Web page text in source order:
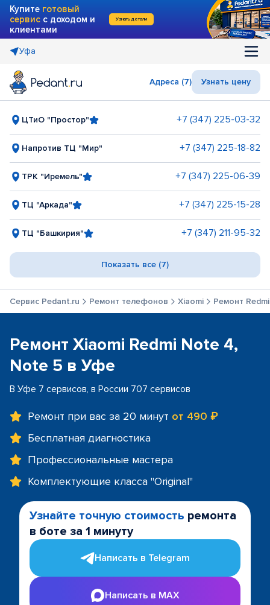
Купите готовый
сервис с доходом и
клиентами
Узнать детали
Уфа
Адреса (7) Узнать цену
ЦТиО "Простор" +7 (347) 225-03-32
Напротив ТЦ "Мир" +7 (347) 225-18-82
ТРК "Иремель" +7 (347) 225-06-39
ТЦ "Аркада" +7 (347) 225-15-28
ТЦ "Башкирия" +7 (347) 211-95-32
Показать все (7)
Сервис Pedant.ru Ремонт телефонов Xiaomi Ремонт
Ремонт Xiaomi Redmi Note 4,
Note 5 в Уфе
В Уфе 7 сервисов, в России 707 сервисов
Ремонт при вас за 20 минут от 490 ₽
Бесплатная диагностика
Профессиональные мастера
Комплектующие класса "Original"
Узнайте точную стоимость ремонта
в боте за 1 минуту
Написать в Telegram
Написать в MAX